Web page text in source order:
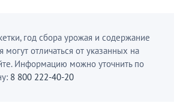
год сбора урожая и содержание
могут отличаться от указанных на
Информацию можно уточнить по
8 800 222-40-20